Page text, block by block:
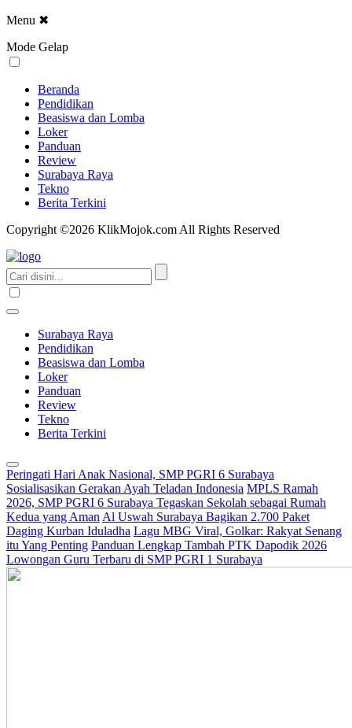
Menu ✖
Mode Gelap
Beranda
Pendidikan
Beasiswa dan Lomba
Loker
Panduan
Review
Surabaya Raya
Tekno
Berita Terkini
Copyright ©2026 KlikMojok.com All Rights Reserved
Surabaya Raya
Pendidikan
Beasiswa dan Lomba
Loker
Panduan
Review
Tekno
Berita Terkini
Peringati Hari Anak Nasional, SMP PGRI 6 Surabaya
Sosialisasikan Gerakan Ayah Teladan Indonesia MPLS Ramah
2026, SMP PGRI 6 Surabaya Tegaskan Sekolah sebagai Rumah
Kedua yang Aman Al Uswah Surabaya Bagikan 2.700 Paket
Daging Kurban Iduladha Lagu MBG Viral, Golkar: Rakyat Senang
itu Yang Penting Panduan Lengkap Tambah PTK Dapodik 2026
Lowongan Guru Terbaru di SMP PGRI 1 Surabaya